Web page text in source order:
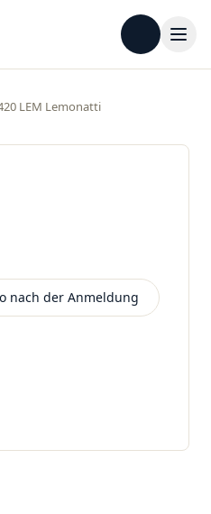
LEM Lemonatti
nach der Anmeldung